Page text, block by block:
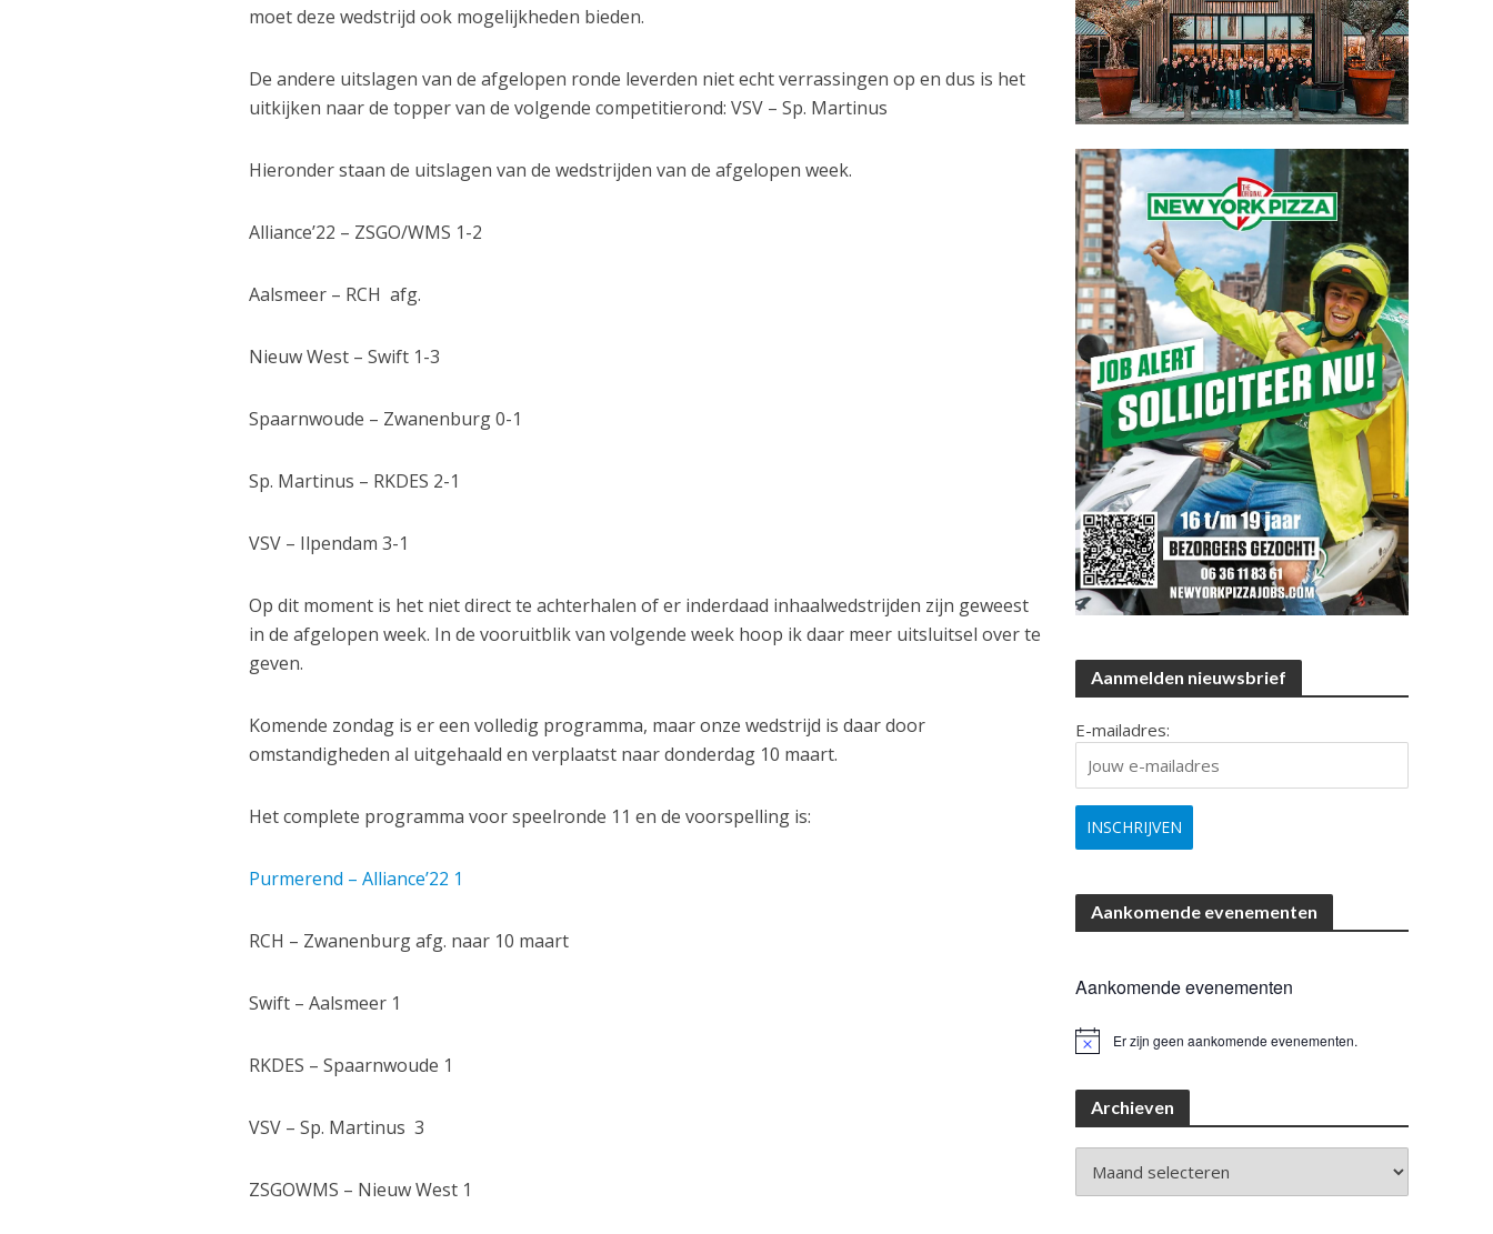
moet deze wedstrijd ook mogelijkheden bieden.
De andere uitslagen van de afgelopen ronde leverden niet echt verrassingen op en dus is het
uitkijken naar de topper van de volgende competitierond: VSV – Sp. Martinus
Hieronder staan de uitslagen van de wedstrijden van de afgelopen week.
Alliance’22 – ZSGO/WMS 1-2
Aalsmeer – RCH afg.
Nieuw West – Swift 1-3
Spaarnwoude – Zwanenburg 0-1
Sp. Martinus – RKDES 2-1
VSV – Ilpendam 3-1
Op dit moment is het niet direct te achterhalen of er inderdaad inhaalwedstrijden zijn geweest
in de afgelopen week. In de vooruitblik van volgende week hoop ik daar meer uitsluitsel over te
geven.
Komende zondag is er een volledig programma, maar onze wedstrijd is daar door
omstandigheden al uitgehaald en verplaatst naar donderdag 10 maart.
Het complete programma voor speelronde 11 en de voorspelling is:
Purmerend – Alliance’22 1
RCH – Zwanenburg afg. naar 10 maart
Swift – Aalsmeer 1
RKDES – Spaarnwoude 1
VSV – Sp. Martinus 3
ZSGOWMS – Nieuw West 1
Aanmelden nieuwsbrief
E-mailadres:
Aankomende evenementen
Aankomende evenementen
B
t
Er zijn geen aankomende evenementen.
Archieven